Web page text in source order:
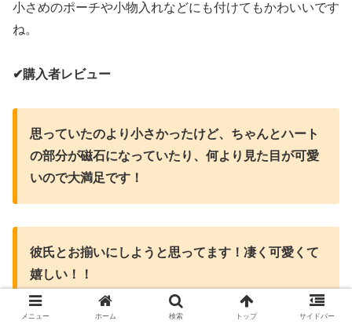
小さめのポーチや小物入れなどにも付けてもかわいいです
ね。
✔︎購入者レビュー
思っていたのより小さかったけど、ちゃんとハート
の部分が磁石になっていたり、何より見た目が可愛
いので大満足です！
彼氏とお揃いにしようと思ってます！凄く可愛くて
嬉しい！！
メニュー ホーム 検索 トップ サイドバー